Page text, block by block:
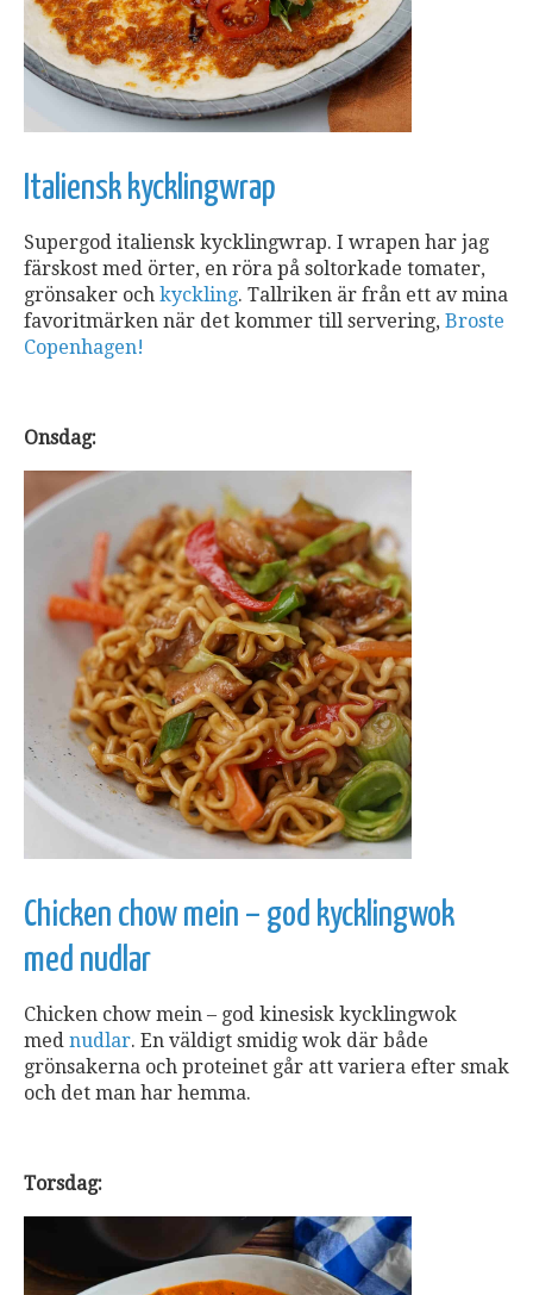
Italiensk kycklingwrap
Supergod italiensk kycklingwrap. I wrapen har jag
färskost med örter, en röra på soltorkade tomater,
grönsaker och kyckling. Tallriken är från ett av mina
favoritmärken när det kommer till servering, Broste
Copenhagen!
Onsdag:
Chicken chow mein – god kycklingwok
med nudlar
Chicken chow mein – god kinesisk kycklingwok
med nudlar. En väldigt smidig wok där både
grönsakerna och proteinet går att variera efter smak
och det man har hemma.
Torsdag: